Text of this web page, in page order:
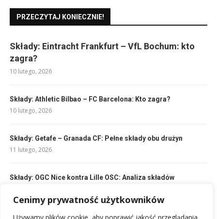
Cenimy prywatność użytkowników
PRZECZYTAJ KONIECZNIE!
Składy: Eintracht Frankfurt – VfL Bochum: kto
zagra?
10 lutego, 2026
Składy: Athletic Bilbao – FC Barcelona: Kto zagra?
10 lutego, 2026
Składy: Getafe – Granada CF: Pełne składy obu drużyn
11 lutego, 2026
Składy: OGC Nice kontra Lille OSC: Analiza składów
Legia – Pogoń Szczecin klasyfikacja zawodników: Analiza i